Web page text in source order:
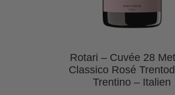
Rotari – Cuvée 28
Classico Rosé
Trentino – Italien